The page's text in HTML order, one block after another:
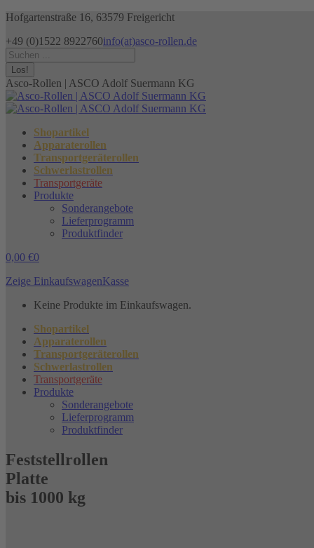
Zum
springen
Hofgartenstraße 16, 63579 Freigericht
+49 (0)1522 8922760info(at)asco-rollen.de
Facebook
page
opens
in
new
window
Instagram
page
opens
in
new
window
X
page
opens
in
new
window
Search:
Asco-Rollen | ASCO Adolf Suermann KG
Shopartikel
Apparaterollen
Transportgeräterollen
Schwerlastrollen
Transportgeräte
Produkte
Sonderangebote
Lieferprogramm
Produktfinder
0,00 €0
Zeige EinkaufswagenKasse
Keine Produkte im Einkaufswagen.
Shopartikel
Apparaterollen
Transportgeräterollen
Schwerlastrollen
Transportgeräte
Produkte
Sonderangebote
Lieferprogramm
Produktfinder
Feststellrollen
Platte
bis 1000 kg